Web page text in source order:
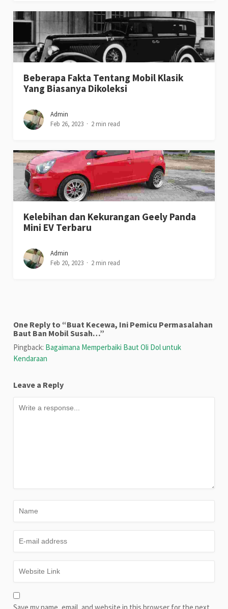
Beberapa Fakta Tentang Mobil Klasik
Yang Biasanya Dikoleksi
Admin
Feb 26, 2023
2 min read
Kelebihan dan Kekurangan Geely Panda
Mini EV Terbaru
Admin
Feb 20, 2023
2 min read
One Reply to “Buat Kecewa, Ini Pemicu Permasalahan
Baut Ban Mobil Susah…”
Pingback: Bagaimana Memperbaiki Baut Oli Dol untuk
Kendaraan
Leave a Reply